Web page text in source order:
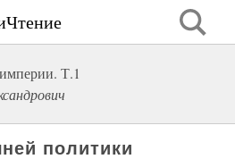
Т.1
политики